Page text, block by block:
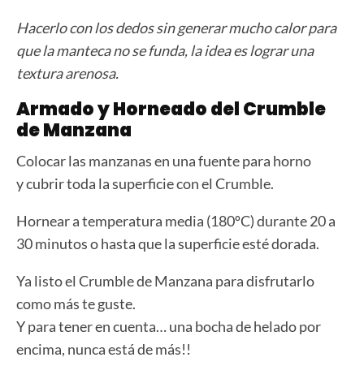
Hacerlo con los dedos sin generar mucho calor para
que la manteca no se funda, la idea es lograr una
textura arenosa.
Armado y Horneado del Crumble
de Manzana
Colocar las manzanas en una fuente para horno
y cubrir toda la superficie con el Crumble.
Hornear a temperatura media (180ºC) durante 20 a
30 minutos o hasta que la superficie esté dorada.
Ya listo el Crumble de Manzana para disfrutarlo
como más te guste.
Y para tener en cuenta… una bocha de helado por
encima, nunca está de más!!